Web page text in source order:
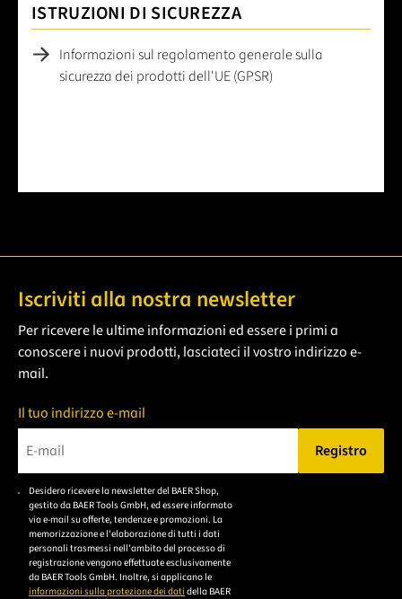
ISTRUZIONI DI SICUREZZA
Informazioni sul regolamento generale sulla
sicurezza dei prodotti dell'UE (GPSR)
Iscriviti alla nostra newsletter
Per ricevere le ultime informazioni ed essere i primi a
conoscere i nuovi prodotti, lasciateci il vostro indirizzo e-
mail.
Il tuo indirizzo e-mail
Bitte geben Sie eine gültige E-Mail-Adresse ein.
Registro
Desidero ricevere la newsletter del BAER Shop,
gestito da BAER Tools GmbH, ed essere informato
via e-mail su offerte, tendenze e promozioni. La
memorizzazione e l'elaborazione di tutti i dati
personali trasmessi nell'ambito del processo di
registrazione vengono effettuate esclusivamente
da BAER Tools GmbH. Inoltre, si applicano le
informazioni sulla protezione dei dati della BAER